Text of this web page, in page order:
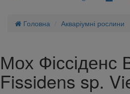
Головна Акваріумні рослини
Мох Фіссіденс
Fissidens sp.